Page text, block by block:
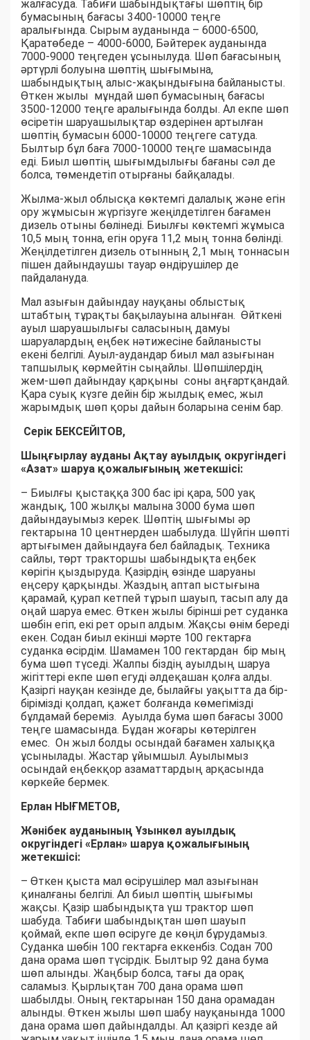
жалғасуда. Табиғи шабындықтағы шөптің бір
бумасының бағасы 3400-10000 теңге
аралығында. Сырым ауданында – 6000-6500,
Қаратөбеде – 4000-6000, Бәйтерек ауданында
7000-9000 теңгеден ұсынылуда. Шөп бағасының
әртүрлі болуына шөптің шығымына,
шабындықтың алыс-жақындығына байланысты.
Өткен жылы мұндай шөп бумасының бағасы
3500-12000 теңге аралығында болды. Ал екпе шөп
өсіретін шаруашылықтар өздерінен артылған
шөптің бумасын 6000-10000 теңгеге сатуда.
Былтыр бұл баға 7000-10000 теңге шамасында
еді. Биыл шөптің шығымдылығы бағаны сәл де
болса, төмендетіп отырғаны байқалады.
Жылма-жыл облысқа көктемгі далалық және егін
ору жұмысын жүргізуге жеңілдетілген бағамен
дизель отыны бөлінеді. Биылғы көктемгі жұмыса
10,5 мың тонна, егін оруға 11,2 мың тонна бөлінді.
Жеңілдетілген дизель отынның 2,1 мың тоннасын
пішен дайындаушы тауар өндірушілер де
пайдалануда.
Мал азығын дайындау науқаны облыстық
штабтың тұрақты бақылауына алынған. Өйткені
ауыл шаруашылығы саласының дамуы
шаруалардың еңбек нәтижесіне байланысты
екені белгілі. Ауыл-аудандар биыл мал азығынан
тапшылық көрмейтін сыңайлы. Шөпшілердің
жем-шөп дайындау қарқыны соны аңғартқандай.
Қара суық күзге дейін бір жылдық емес, жыл
жарымдық шөп қоры дайын боларына сенім бар.
Серік БЕКСЕЙІТОВ,
Шыңғырлау ауданы Ақтау ауылдық округіндегі
«Азат» шаруа қожалығының жетекшісі:
– Биылғы қыстаққа 300 бас ірі қара, 500 уақ
жандық, 100 жылқы малына 3000 бума шөп
дайындауымыз керек. Шөптің шығымы әр
гектарына 10 центнерден шабылуда. Шүйгін шөпті
артығымен дайындауға бел байладық. Техника
сайлы, төрт тракторшы шабындықта еңбек
көрігін қыздыруда. Қазірдің өзінде шаруаны
еңсеру қарқынды. Жаздың аптап ыстығына
қарамай, қурап кетпей тұрып шауып, тасып алу да
оңай шаруа емес. Өткен жылы бірінші рет суданка
шөбін егіп, екі рет орып алдым. Жақсы өнім береді
екен. Содан биыл екінші мәрте 100 гектарға
суданка өсірдім. Шамамен 100 гектардан бір мың
бума шөп түседі. Жалпы біздің ауылдың шаруа
жігіттері екпе шөп егуді әлдеқашан қолға алды.
Қазіргі науқан кезінде де, былайғы уақытта да бір-
бірімізді қолдап, қажет болғанда көмегімізді
бұлдамай береміз. Ауылда бума шөп бағасы 3000
теңге шамасында. Бұдан жоғары көтерілген
емес. Он жыл болды осындай бағамен халыққа
ұсынылады. Жастар ұйымшыл. Ауылымыз
осындай еңбекқор азаматтардың арқасында
көркейе бермек.
Ерлан НЫҒМЕТОВ,
Жәнібек ауданының Ұзынкөл ауылдық
округіндегі «Ерлан» шаруа қожалығының
жетекшісі:
– Өткен қыста мал өсірушілер мал азығынан
қиналғаны белгілі. Ал биыл шөптің шығымы
жақсы. Қазір шабындықта үш трактор шөп
шабуда. Табиғи шабындықтан шөп шауып
қоймай, екпе шөп өсіруге де көңіл бұрудамыз.
Суданка шөбін 100 гектарға еккенбіз. Содан 700
дана орама шөп түсірдік. Былтыр 92 дана бума
шөп алынды. Жаңбыр болса, тағы да орақ
саламыз. Қырлықтан 700 дана орама шөп
шабылды. Оның гектарынан 150 дана орамадан
алынды. Өткен жылы шөп шабу науқанында 1000
дана орама шөп дайындалды. Ал қазіргі кезде ай